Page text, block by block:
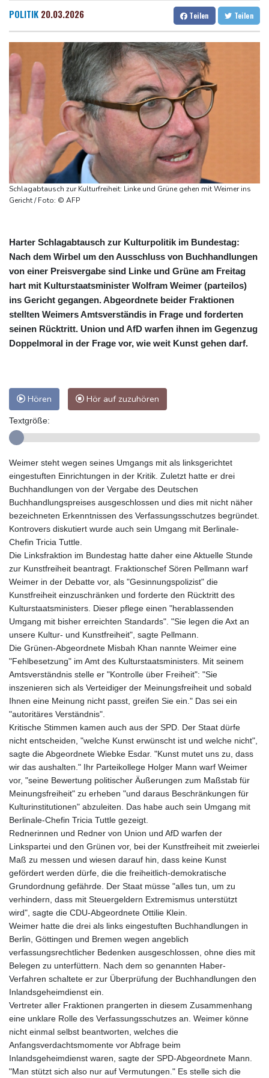
Dresden
Wien
26 °C
Salzburg
24 °C
Baden-Baden
22 °C
US-Senat bestätigt Trumps umstrittenen Justizminister Blanche
Vulkan Ätna auf Sizilien erneut ausgebrochen - Ankünfte am
Flughafen Catania gestrichen
Selenskyj: Mindestens vier Tote durch russische Angriffe in
Region Kiew
Mercedes GLA neu gegen alt: Der große Sprung ins
Elektrozeitalter
Skoda Kodiaq gegen VW Tayron: Das bessere Familien-SUV
POLITIK 20.03.2026 Teilen Teilen
Schlagabtausch zur Kulturfreiheit: Linke und Grüne gehen mit Weimer ins
Gericht / Foto: © AFP
Harter Schlagabtausch zur Kulturpolitik im Bundestag:
Nach dem Wirbel um den Ausschluss von Buchhandlungen
von einer Preisvergabe sind Linke und Grüne am Freitag
hart mit Kulturstaatsminister Wolfram Weimer (parteilos)
ins Gericht gegangen. Abgeordnete beider Fraktionen
stellten Weimers Amtsverständis in Frage und forderten
seinen Rücktritt. Union und AfD warfen ihnen im Gegenzug
Doppelmoral in der Frage vor, wie weit Kunst gehen darf.
Hören Hör auf zuzuhören
Textgröße:
Weimer steht wegen seines Umgangs mit als linksgerichtet
eingestuften Einrichtungen in der Kritik. Zuletzt hatte er drei
Buchhandlungen von der Vergabe des Deutschen
Buchhandlungspreises ausgeschlossen und dies mit nicht näher
bezeichneten Erkenntnissen des Verfassungsschutzes begründet.
Kontrovers diskutiert wurde auch sein Umgang mit Berlinale-
Chefin Tricia Tuttle.
Die Linksfraktion im Bundestag hatte daher eine Aktuelle Stunde
zur Kunstfreiheit beantragt. Fraktionschef Sören Pellmann warf
Weimer in der Debatte vor, als "Gesinnungspolizist" die
Kunstfreiheit einzuschränken und forderte den Rücktritt des
Kulturstaatsministers. Dieser pflege einen "herablassenden
Umgang mit bisher erreichten Standards". "Sie legen die Axt an
unsere Kultur- und Kunstfreiheit", sagte Pellmann.
Die Grünen-Abgeordnete Misbah Khan nannte Weimer eine
"Fehlbesetzung" im Amt des Kulturstaatsministers. Mit seinem
Amtsverständnis stelle er "Kontrolle über Freiheit": "Sie
inszenieren sich als Verteidiger der Meinungsfreiheit und sobald
Ihnen eine Meinung nicht passt, greifen Sie ein." Das sei ein
"autoritäres Verständnis".
Kritische Stimmen kamen auch aus der SPD. Der Staat dürfe
nicht entscheiden, "welche Kunst erwünscht ist und welche nicht",
sagte die Abgeordnete Wiebke Esdar. "Kunst mutet uns zu, dass
wir das aushalten." Ihr Parteikollege Holger Mann warf Weimer
vor, "seine Bewertung politischer Äußerungen zum Maßstab für
Meinungsfreiheit" zu erheben "und daraus Beschränkungen für
Kulturinstitutionen" abzuleiten. Das habe auch sein Umgang mit
Berlinale-Chefin Tricia Tuttle gezeigt.
Rednerinnen und Redner von Union und AfD warfen der
Linkspartei und den Grünen vor, bei der Kunstfreiheit mit zweierlei
Maß zu messen und wiesen darauf hin, dass keine Kunst
gefördert werden dürfe, die die freiheitlich-demokratische
Grundordnung gefährde. Der Staat müsse "alles tun, um zu
verhindern, dass mit Steuergeldern Extremismus unterstützt
wird", sagte die CDU-Abgeordnete Ottilie Klein.
Weimer hatte die drei als links eingestuften Buchhandlungen in
Berlin, Göttingen und Bremen wegen angeblich
verfassungsrechtlicher Bedenken ausgeschlossen, ohne dies mit
Belegen zu unterfüttern. Nach dem so genannten Haber-
Verfahren schaltete er zur Überprüfung der Buchhandlungen den
Inlandsgeheimdienst ein.
Vertreter aller Fraktionen prangerten in diesem Zusammenhang
eine unklare Rolle des Verfassungsschutzes an. Weimer könne
nicht einmal selbst beantworten, welches die
Anfangsverdachtsmomente vor Abfrage beim
Inlandsgeheimdienst waren, sagte der SPD-Abgeordnete Mann.
"Man stützt sich also nur auf Vermutungen." Es stelle sich die